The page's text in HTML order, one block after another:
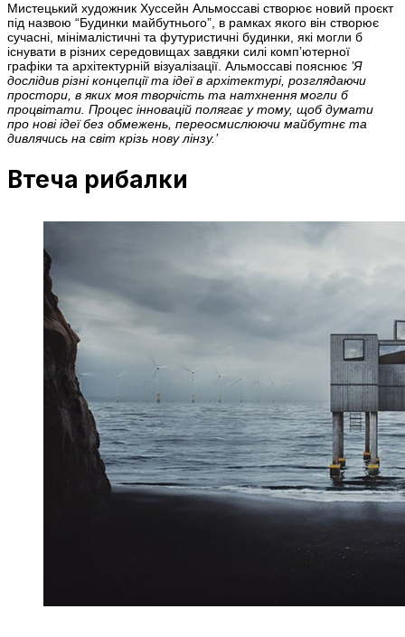
Мистецький художник Хуссейн Альмоссаві створює новий проєкт
під назвою “Будинки майбутнього”, в рамках якого він створює
сучасні, мінімалістичні та футуристичні будинки, які могли б
існувати в різних середовищах завдяки силі комп’ютерної
графіки та архітектурній візуалізації. Альмоссаві пояснює ’Я
дослідив різні концепції та ідеї в архітектурі, розглядаючи
простори, в яких моя творчість та натхнення могли б
процвітати. Процес інновацій полягає у тому, щоб думати
про нові ідеї без обмежень, переосмислюючи майбутнє та
дивлячись на світ крізь нову лінзу.’
Втеча рибалки